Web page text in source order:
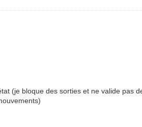
(je bloque des sorties et ne valide pas